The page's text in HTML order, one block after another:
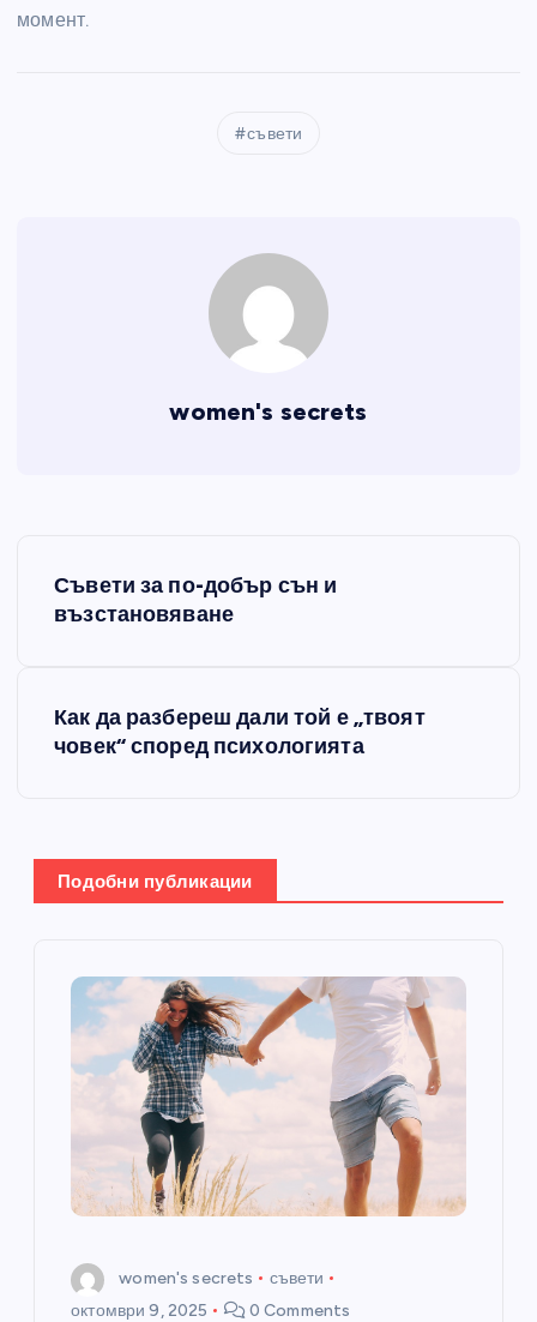
момент.
съвети
women's secrets
а
ц
Съвети за по-добър сън и
възстановяване
Как да разбереш дали той е „твоят
човек“ според психологията
Подобни публикации
women's secrets
съвети
октомври 9, 2025
0 Comments